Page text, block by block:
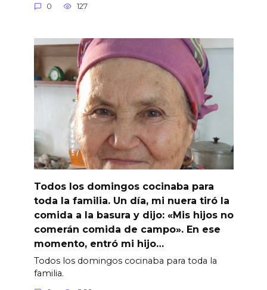
0 127
Todos los domingos cocinaba para
toda la familia. Un día, mi nuera tiró la
comida a la basura y dijo: «Mis hijos no
comerán comida de campo». En ese
momento, entró mi hijo…
Todos los domingos cocinaba para toda la
familia.